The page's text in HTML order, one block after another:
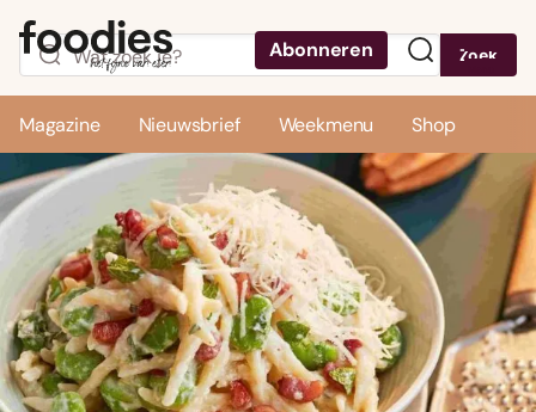
Abonneren Zoek
Magazine Nieuwsbrief Weekmenu Shop